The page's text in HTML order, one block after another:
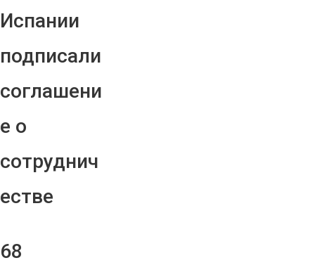
Испании
подписали
соглашени
е о
сотруднич
естве
68